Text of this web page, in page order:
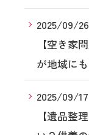
2025/09/26
【空き家
が地域に
2025/09/17
【遺品整